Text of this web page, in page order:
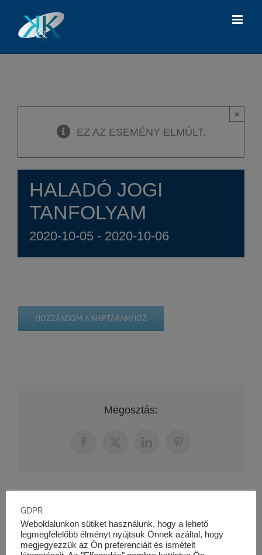
EZ AZ ESEMÉNY ELMÚLT.
×
HALADÓ JOGI
TANFOLYAM
2020-10-05 - 2020-10-06
HOZZÁADOM A NAPTÁRAMHOZ
Megosztás:
Projektfinanszírozás tanfolyam II. Projektfinanszírozás tanfolyam
GDPR
Weboldalunkon sütiket használunk, hogy a lehető
legmegfelelőbb élményt nyújtsuk Önnek azáltal, hogy
megjegyezzük az Ön preferenciáit és ismételt